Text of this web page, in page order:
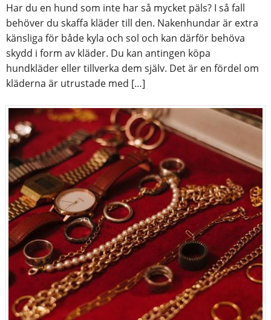
Har du en hund som inte har så mycket päls? I så fall
behöver du skaffa kläder till den. Nakenhundar är extra
känsliga för både kyla och sol och kan därför behöva
skydd i form av kläder. Du kan antingen köpa
hundkläder eller tillverka dem själv. Det är en fördel om
kläderna är utrustade med […]